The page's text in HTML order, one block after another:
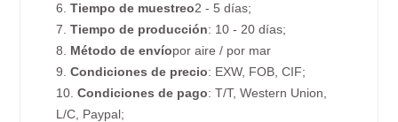
6.Tiempo de muestreo2 - 5 días;
7.Tiempo de producción: 10 - 20 días;
8. Método de envíopor aire / por mar
9.Condiciones de precio: EXW, FOB, CIF;
10.Condiciones de pago: T/T, Western Union,
L/C, Paypal;